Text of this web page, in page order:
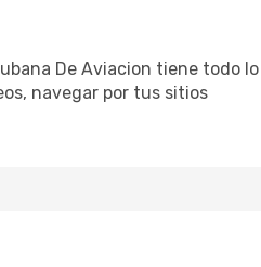
De Aviacion tiene todo lo
navegar por tus sitios